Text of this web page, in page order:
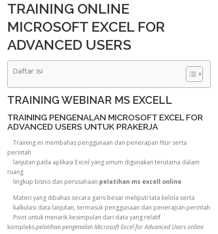
TRAINING ONLINE
MICROSOFT EXCEL FOR
ADVANCED USERS
Daftar Isi
TRAINING WEBINAR MS EXCELL
TRAINING PENGENALAN MICROSOFT EXCEL FOR
ADVANCED USERS UNTUK PRAKERJA
Training ini membahas penggunaan dan penerapan fitur serta
perintah
lanjutan pada aplikasi Excel yang umum digunakan terutama dalam
ruang
lingkup bisnis dan perusahaan.pelatihan ms excell online
Materi yang dibahas secara garis besar meliputi tata kelola serta
kalkulasi data lanjutan, termasuk penggunaan dan penerapan perintah
Pivot untuk menarik kesimpulan dari data yang relatif
kompleks.pelatihan pengenalan Microsoft Excel for Advanced Users online